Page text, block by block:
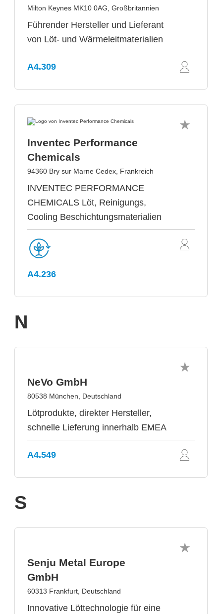
Milton Keynes MK10 0AG, Großbritannien
Führender Hersteller und Lieferant
von Löt- und Wärmeleitmaterialien
A4.309
Inventec Performance
Chemicals
94360 Bry sur Marne Cedex, Frankreich
INVENTEC PERFORMANCE
CHEMICALS Löt, Reinigungs,
Cooling Beschichtungsmaterialien
A4.236
N
NeVo GmbH
80538 München, Deutschland
Lötprodukte, direkter Hersteller,
schnelle Lieferung innerhalb EMEA
A4.549
S
Senju Metal Europe
GmbH
60313 Frankfurt, Deutschland
Innovative Löttechnologie für eine